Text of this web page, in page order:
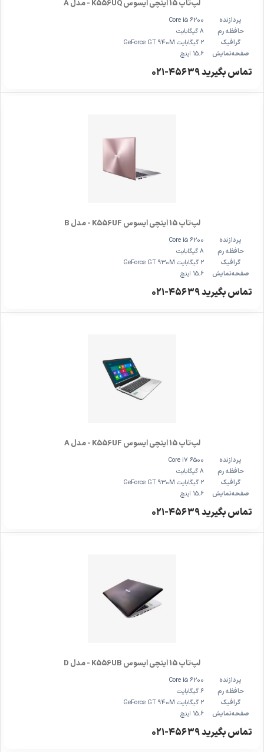
لپ‌تاپ 15 اینچی ایسوس K556UQ - مدل A
پردازنده
Core i5 6200
حافظه رم
8 گیگابایت
گرافیک
2 گیگابایت GeForce GT 940M
صفحه‌نمایش
15.6 اینچ
تماس بگیرید ۴۵۶۳۹-۰۲۱
لپ‌تاپ 15 اینچی ایسوس K556UF - مدل B
پردازنده
Core i5 6200
حافظه رم
8 گیگابایت
گرافیک
2 گیگابایت GeForce GT 930M
صفحه‌نمایش
15.6 اینچ
تماس بگیرید ۴۵۶۳۹-۰۲۱
لپ‌تاپ 15 اینچی ایسوس K556UF - مدل A
پردازنده
Core i7 6500
حافظه رم
8 گیگابایت
گرافیک
2 گیگابایت GeForce GT 930M
صفحه‌نمایش
15.6 اینچ
تماس بگیرید ۴۵۶۳۹-۰۲۱
لپ‌تاپ 15 اینچی ایسوس K556UB - مدل D
پردازنده
Core i5 6200
حافظه رم
6 گیگابایت
گرافیک
2 گیگابایت GeForce GT 940M
صفحه‌نمایش
15.6 اینچ
تماس بگیرید ۴۵۶۳۹-۰۲۱